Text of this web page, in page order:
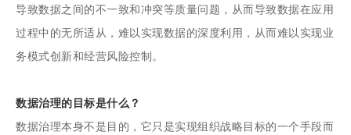
导致数据之间的不一致和冲突等质量问题，从而导致数据在应用
过程中的无所适从，难以实现数据的深度利用，从而难以实现业
务模式创新和经营风险控制。
数据治理的目标是什么？
数据治理本身不是目的，它只是实现组织战略目标的一个手段而